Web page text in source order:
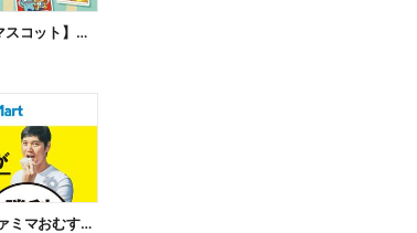
【サンリオ×メーカーマスコット】オリジナルグッズ貰える!
【おトク】大谷選手ファミマおむすび割